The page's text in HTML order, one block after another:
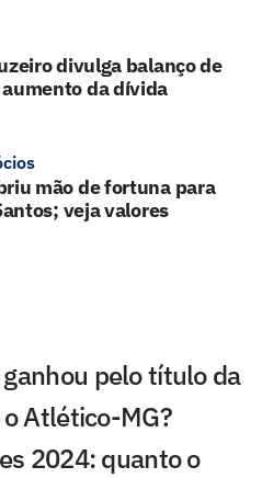
divulga balanço de
da dívida
mão de fortuna para
veja valores
pelo título da
Atlético-MG?
2024: quanto o